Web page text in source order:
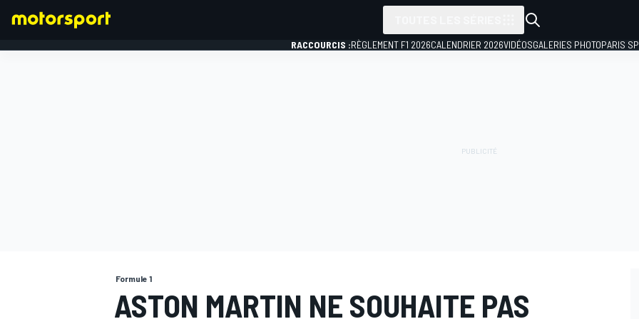
RACCOURCIS :RÈGLEMENT F1 2026CALENDRIER 2026VIDÉOSGALERIES PHOTOPARIS
Formule 1
ASTON MARTIN NE SOUHAITE PAS